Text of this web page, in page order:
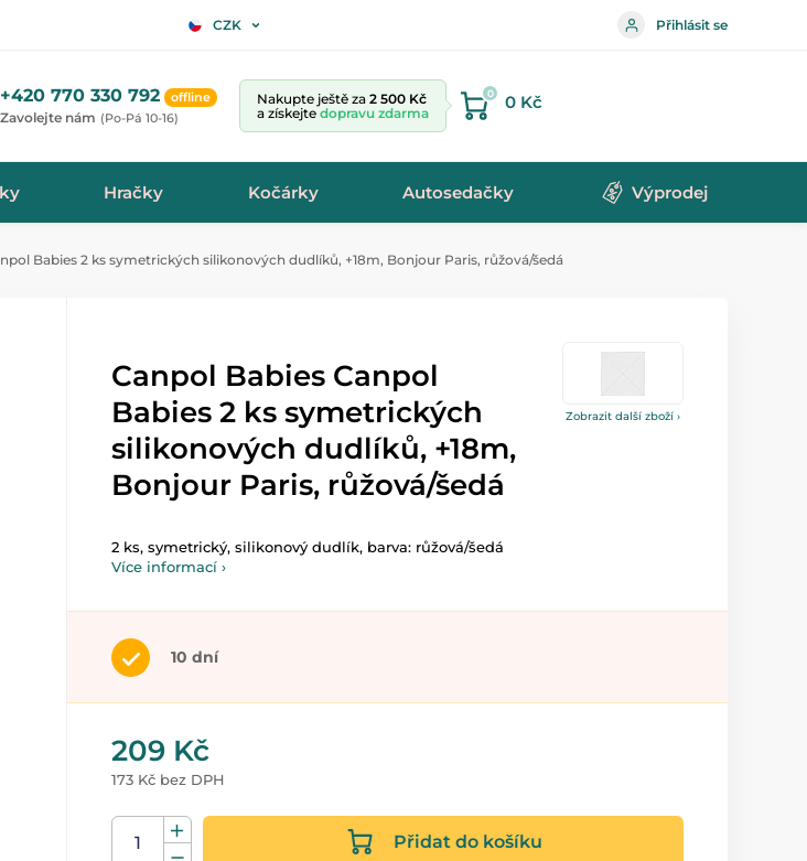
CZK Přihlásit se
+420 770 330 792 offline
Zavolejte nám (Po-Pá 10-16)
Nakupte ještě za 2 500 Kč
a získejte dopravu zdarma
0 0 Kč
Hračky Kočárky Autosedačky Výprodej
Babies 2 ks symetrických silikonových dudlíků, +18m, Bonjour Paris, růžová/šedá
Zobrazit další zboží ›
Canpol Babies Canpol
Babies 2 ks symetrických
silikonových dudlíků, +18m,
Bonjour Paris, růžová/šedá
2 ks, symetrický, silikonový dudlík, barva: růžová/šedá
Více informací ›
10 dní
209 Kč
173 Kč bez DPH
Přidat do košíku